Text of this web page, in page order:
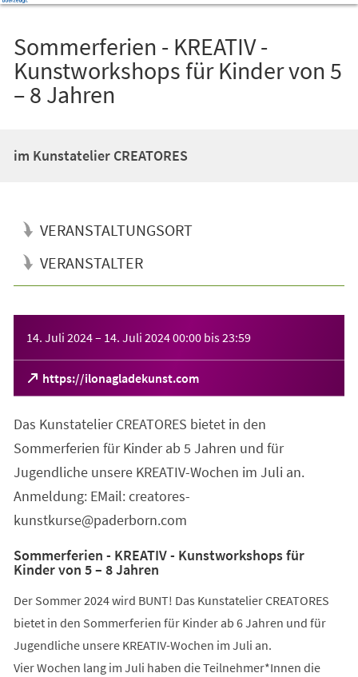
Sommerferien - KREATIV -
Kunstworkshops für Kinder von 5
– 8 Jahren
im Kunstatelier CREATORES
VERANSTALTUNGSORT
VERANSTALTER
14. Juli 2024– 14. Juli 202400:00 bis23:59
https://ilonagladekunst.com
(Öffnet
in
neuen
Das Kunstatelier CREATORES bietet in den
Sommerferien für Kinder ab 5 Jahren und für
Jugendliche unsere KREATIV-Wochen im Juli an.
Anmeldung: EMail: creatores-
kunstkurse@paderborn.com
Sommerferien - KREATIV - Kunstworkshops für
Kinder von 5 – 8 Jahren
Der Sommer 2024 wird BUNT! Das Kunstatelier CREATORES
bietet in den Sommerferien für Kinder ab 6 Jahren und für
Jugendliche unsere KREATIV-Wochen im Juli an.
Vier Wochen lang im Juli haben die Teilnehmer*Innen die